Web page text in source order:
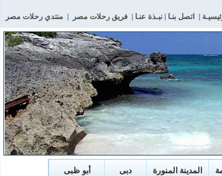
| اتصل بنـا | نبـذة عنـا | فريق رحلات مصر | منتدي رحلات مصر
المدينة المنورة دبى أبو ظبى